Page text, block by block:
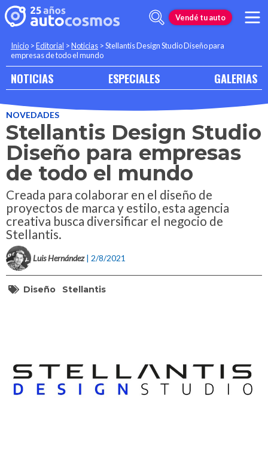
Vendé tu auto
Inicio >Editorial >Noticias >Stellantis Design Studio Diseño para
empresas de todo el mundo
NOTICIAS ESPECIALES GALERIAS
NOVEDADES
Stellantis Design Studio
Diseño para empresas
de todo el mundo
Creada para colaborar en el diseño de
proyectos de marca y estilo, esta agencia
creativa busca diversificar el negocio de
Stellantis.
Luis Hernández | 2/8/2021
Diseño Stellantis